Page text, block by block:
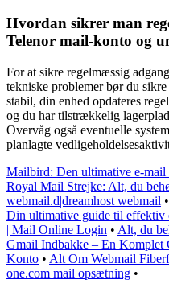
Hvordan sikrer man
Telenor mail-konto og
For at sikre regelmæssig
tekniske problemer bør du
stabil, din enhed opdateres
og du har tilstrækkelig
Overvåg også eventuelle
planlagte
Mailbird: Den ultimative e-
Royal Mail Strejke: Alt, du
webmail.d|dreamhost webmail •
Din ultimative guide til effektiv
| Mail Online Login • Alt, du
Gmail Indbakke – En Komplet
Konto • Alt Om Webmail
one.com mail opsætning •